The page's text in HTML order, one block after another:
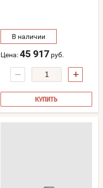
В наличии
Цена:45 917 руб.
− +
КУПИТЬ